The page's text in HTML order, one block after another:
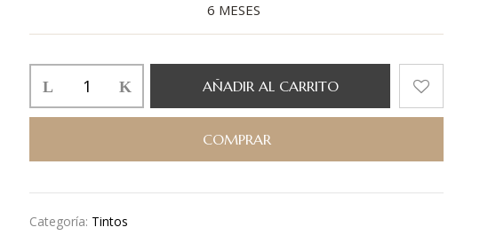
6 MESES
AÑADIR AL CARRITO
COMPRAR
Categoría: Tintos